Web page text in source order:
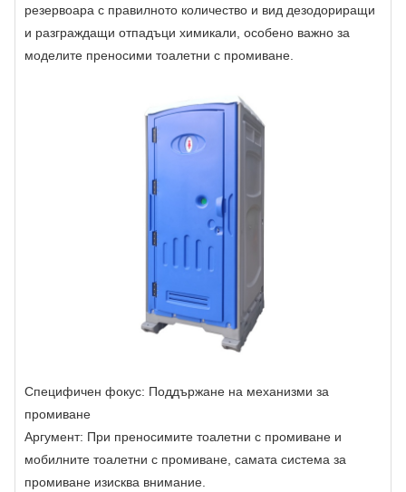
резервоара с правилното количество и вид дезодориращи
и разграждащи отпадъци химикали, особено важно за
моделите преносими тоалетни с промиване.
Специфичен фокус: Поддържане на механизми за
промиване
Аргумент: При преносимите тоалетни с промиване и
мобилните тоалетни с промиване, самата система за
промиване изисква внимание.